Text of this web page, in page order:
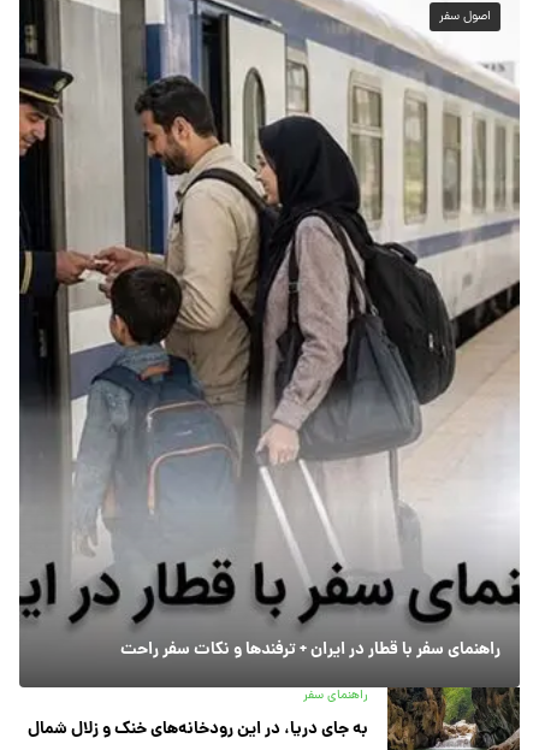
اصول سفر
راهنمای سفر با قطار در ایران + ترفندها و نکات سفر راحت
راهنمای سفر
به جای دریا، در این رودخانه‌های خنک و زلال شمال